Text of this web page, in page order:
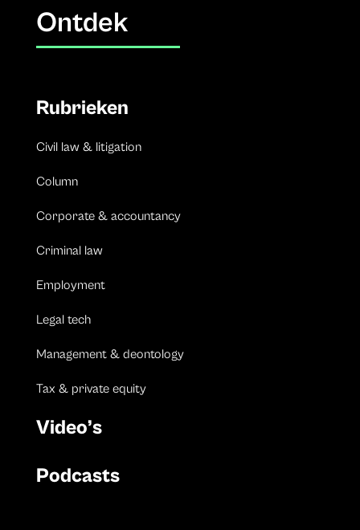
Ontdek
Rubrieken
Civil law & litigation
Column
Corporate & accountancy
Criminal law
Employment
Legal tech
Management & deontology
Tax & private equity
Video’s
Podcasts